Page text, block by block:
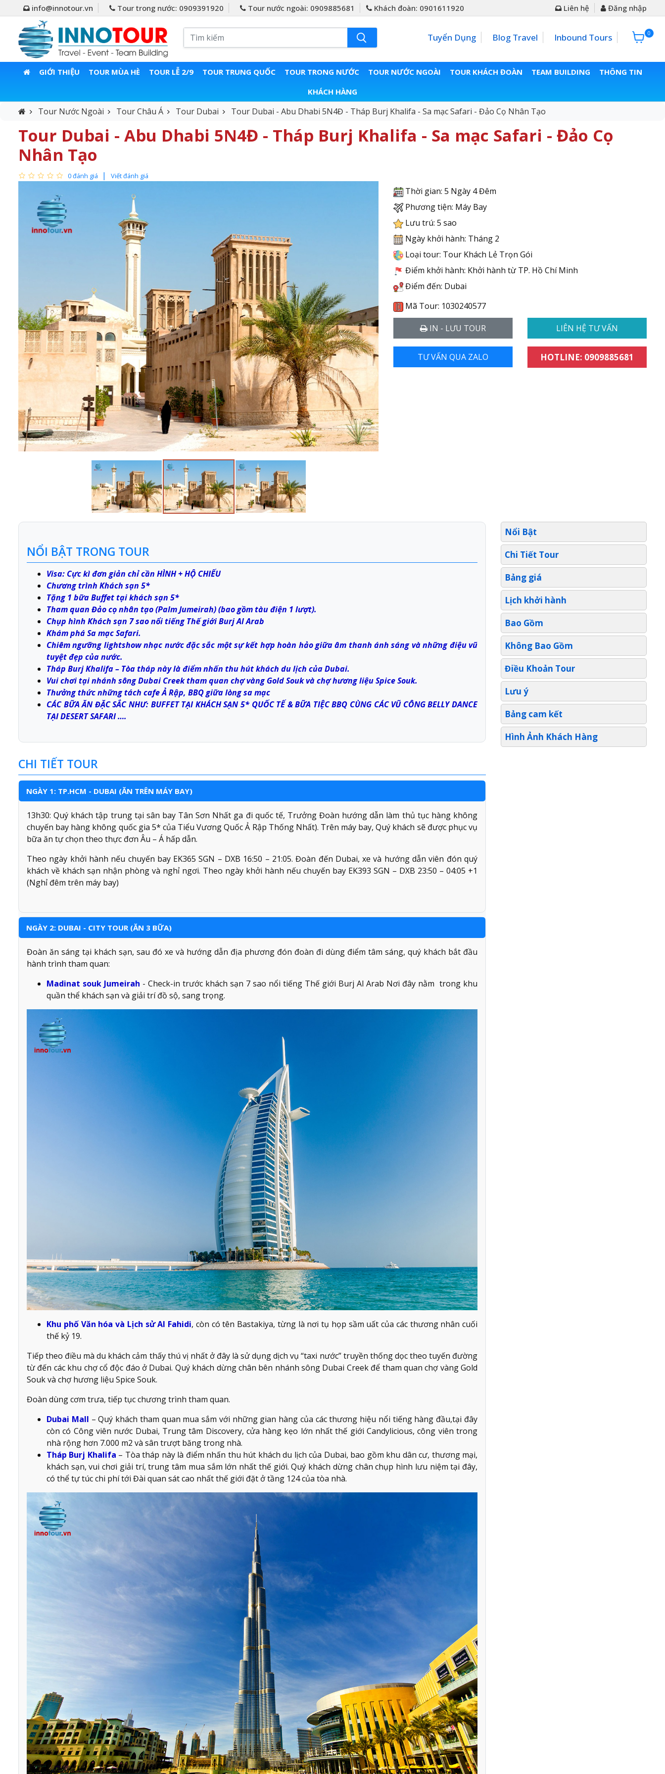
info@innotour.vn Tour trong nước: 0909391920 Tour nước ngoài: 0909885681 Khách đoàn: 0901611920 Liên hệ Đăng nhập
Tuyển Dụng Blog Travel Inbound Tours 0 0đ
GIỚI THIỆU TOUR MÙA HÈ TOUR LỄ 2/9 TOUR TRUNG QUỐC TOUR TRONG NƯỚC TOUR NƯỚC NGOÀI TOUR KHÁCH ĐOÀN TEAM BUILDING
THÔNG TIN
KHÁCH HÀNG
Tour Nước Ngoài Tour Châu Á Tour Dubai Tour Dubai - Abu Dhabi 5N4Đ - Tháp Burj Khalifa - Sa mạc Safari - Đảo Cọ Nhân Tạo
Tour Dubai - Abu Dhabi 5N4Đ - Tháp Burj Khalifa - Sa mạc Safari - Đảo Cọ
Nhân Tạo
0 đánh giá Viết đánh giá
Thời gian: 5 Ngày 4 Đêm
Phương tiện: Máy Bay
Lưu trú: 5 sao
Ngày khởi hành: Tháng 2
Loại tour: Tour Khách Lẻ Trọn Gói
Điểm khởi hành: Khởi hành từ TP. Hồ Chí Minh
Điểm đến: Dubai
Mã Tour: 1030240577
IN - LƯU TOUR LIÊN HỆ TƯ VẤN
TƯ VẤN QUA ZALO HOTLINE: 0909885681
NỔI BẬT TRONG TOUR
Visa: Cực kì đơn giản chỉ cần HÌNH + HỘ CHIẾU
Chương trình Khách sạn 5*
Tặng 1 bữa Buffet tại khách sạn 5*
Tham quan Đảo cọ nhân tạo (Palm Jumeirah) (bao gồm tàu điện 1 lượt).
Chụp hình Khách sạn 7 sao nổi tiếng Thế giới Burj Al Arab
Khám phá Sa mạc Safari.
Chiêm ngưỡng lightshow nhạc nước đặc sắc một sự kết hợp hoàn hảo giữa âm thanh ánh sáng và những điệu vũ
tuyệt đẹp của nước.
Tháp Burj Khalifa – Tòa tháp này là điểm nhấn thu hút khách du lịch của Dubai.
Vui chơi tại nhánh sông Dubai Creek tham quan chợ vàng Gold Souk và chợ hương liệu Spice Souk.
Thưởng thức những tách cafe Ả Rập, BBQ giữa lòng sa mạc
CÁC BỮA ĂN ĐẶC SẮC NHƯ: BUFFET TẠI KHÁCH SẠN 5* QUỐC TẾ & BỮA TIỆC BBQ CÙNG CÁC VŨ CÔNG BELLY DANCE
TẠI DESERT SAFARI ….
CHI TIẾT TOUR
NGÀY 1: TP.HCM - DUBAI (ĂN TRÊN MÁY BAY)
13h30: Quý khách tập trung tại sân bay Tân Sơn Nhất ga đi quốc tế, Trưởng Đoàn hướng dẫn làm thủ tục hàng không
chuyến bay hàng không quốc gia 5* của Tiểu Vương Quốc Ả Rập Thống Nhất). Trên máy bay, Quý khách sẽ được phục vụ
bữa ăn tự chọn theo thực đơn Âu – Á hấp dẫn.
Theo ngày khởi hành nếu chuyến bay EK365 SGN – DXB 16:50 – 21:05. Đoàn đến Dubai, xe và hướng dẫn viên đón quý
khách về khách sạn nhận phòng và nghỉ ngơi. Theo ngày khởi hành nếu chuyến bay EK393 SGN – DXB 23:50 – 04:05 +1
(Nghỉ đêm trên máy bay)
NGÀY 2: DUBAI - CITY TOUR (ĂN 3 BỮA)
Đoàn ăn sáng tại khách sạn, sau đó xe và hướng dẫn địa phương đón đoàn đi dùng điểm tâm sáng, quý khách bắt đầu
hành trình tham quan:
Madinat souk Jumeirah - Check-in trước khách sạn 7 sao nổi tiếng Thế giới Burj Al Arab Nơi đây nằm trong khu
quần thể khách sạn và giải trí đồ sộ, sang trọng.
Khu phố Văn hóa và Lịch sử Al Fahidi, còn có tên Bastakiya, từng là nơi tụ họp sầm uất của các thương nhân cuối
thế kỷ 19.
Tiếp theo điều mà du khách cảm thấy thú vị nhất ở đây là sử dụng dịch vụ “taxi nước” truyền thống dọc theo tuyến đường
từ đến các khu chợ cổ độc đáo ở Dubai. Quý khách dừng chân bên nhánh sông Dubai Creek để tham quan chợ vàng Gold
Souk và chợ hương liệu Spice Souk.
Đoàn dùng cơm trưa, tiếp tục chương trình tham quan.
Dubai Mall – Quý khách tham quan mua sắm với những gian hàng của các thương hiệu nổi tiếng hàng đầu,tại đây
còn có Công viên nước Dubai, Trung tâm Discovery, cửa hàng kẹo lớn nhất thế giới Candylicious, công viên trong
nhà rộng hơn 7.000 m2 và sân trượt băng trong nhà.
Tháp Burj Khalifa – Tòa tháp này là điểm nhấn thu hút khách du lịch của Dubai, bao gồm khu dân cư, thương mại,
khách sạn, vui chơi giải trí, trung tâm mua sắm lớn nhất thế giới. Quý khách dừng chân chụp hình lưu niệm tại đây,
có thể tự túc chi phí tới Đài quan sát cao nhất thế giới đặt ở tầng 124 của tòa nhà.
Nổi Bật
Chi Tiết Tour
Bảng giá
Lịch khởi hành
Bao Gồm
Không Bao Gồm
Điều Khoản Tour
Lưu ý
Bảng cam kết
Hình Ảnh Khách Hàng